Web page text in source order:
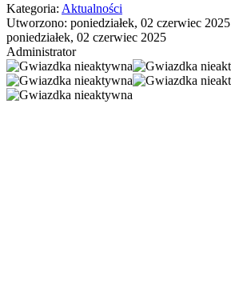
Kategoria: Aktualności
Utworzono: poniedziałek, 02 czerwiec 2025
poniedziałek, 02 czerwiec 2025
Administrator